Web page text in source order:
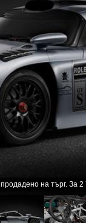
на търг. За